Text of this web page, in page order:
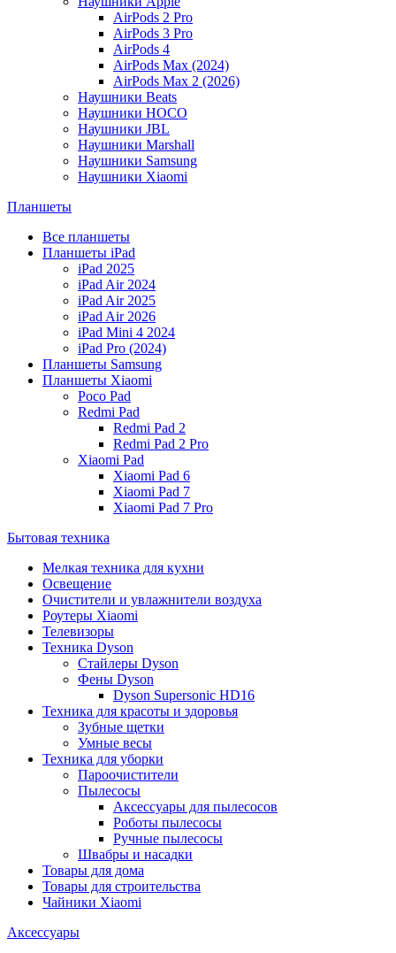
AirPods 2 Pro
AirPods 3 Pro
AirPods 4
AirPods Max (2024)
AirPods Max 2 (2026)
Наушники Beats
Наушники HOCO
Наушники JBL
Наушники Marshall
Наушники Samsung
Наушники Xiaomi
Планшеты
Все планшеты
Планшеты iPad
iPad 2025
iPad Air 2024
iPad Air 2025
iPad Air 2026
iPad Mini 4 2024
iPad Pro (2024)
Планшеты Samsung
Планшеты Xiaomi
Poco Pad
Redmi Pad
Redmi Pad 2
Redmi Pad 2 Pro
Xiaomi Pad
Xiaomi Pad 6
Xiaomi Pad 7
Xiaomi Pad 7 Pro
Бытовая техника
Мелкая техника для кухни
Освещение
Очистители и увлажнители воздуха
Роутеры Xiaomi
Телевизоры
Техника Dyson
Стайлеры Dyson
Фены Dyson
Dyson Supersonic HD16
Техника для красоты и здоровья
Зубные щетки
Умные весы
Техника для уборки
Пароочистители
Пылесосы
Аксессуары для пылесосов
Роботы пылесосы
Ручные пылесосы
Швабры и насадки
Товары для дома
Товары для строительства
Чайники Xiaomi
Аксессуары